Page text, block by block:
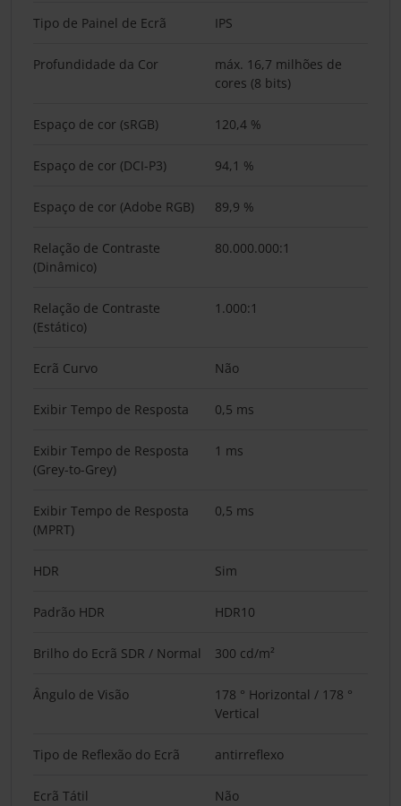
Tipo de Painel de Ecrã IPS
Profundidade da Cor
máx. 16,7 milhões de
cores (8 bits)
Espaço de cor (sRGB) 120,4 %
Espaço de cor (DCI-P3) 94,1 %
Espaço de cor (Adobe RGB) 89,9 %
Relação de Contraste
(Dinâmico)
80.000.000:1
Relação de Contraste
(Estático)
1.000:1
Ecrã Curvo Não
Exibir Tempo de Resposta 0,5 ms
Exibir Tempo de Resposta
(Grey-to-Grey)
1 ms
Exibir Tempo de Resposta
(MPRT)
0,5 ms
HDR Sim
Padrão HDR HDR10
Brilho do Ecrã SDR / Normal 300 cd/m²
Ângulo de Visão
178 ° Horizontal / 178 °
Vertical
Tipo de Reflexão do Ecrã antirreflexo
Ecrã Tátil Não